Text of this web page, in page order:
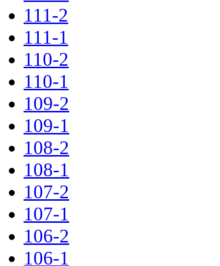
111-2
111-1
110-2
110-1
109-2
109-1
108-2
108-1
107-2
107-1
106-2
106-1